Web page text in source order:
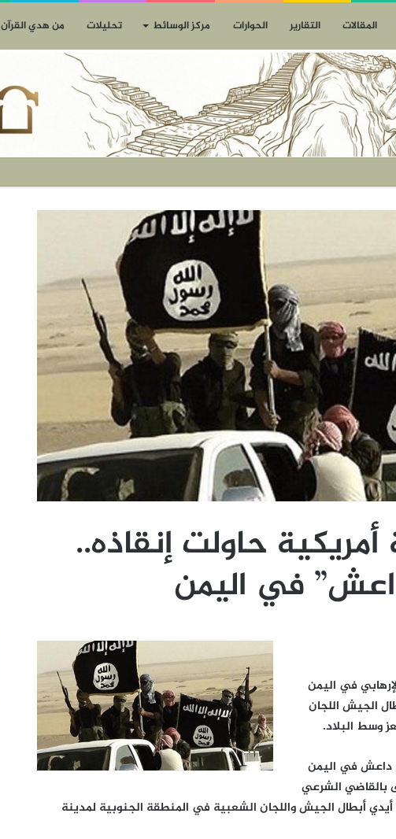
المقالات التقارير الحوارات مركز الوسائط تحليلات من هدي القرآن
حاولت إنقاذه..
في اليمن
في اليمن
الجيش اللجان
وسط البلاد.
داعش في اليمن
بالقاضي الشرعي
أبطال الجيش واللجان الشعبية في المنطقة الجنوبية لمدينة